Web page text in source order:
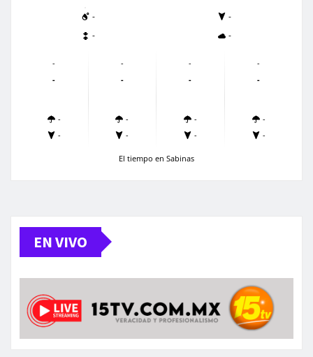
-
-
-
-
-
-
-
-
-
-
-
-
-
-
-
-
-
-
-
-
El tiempo en Sabinas
EN VIVO